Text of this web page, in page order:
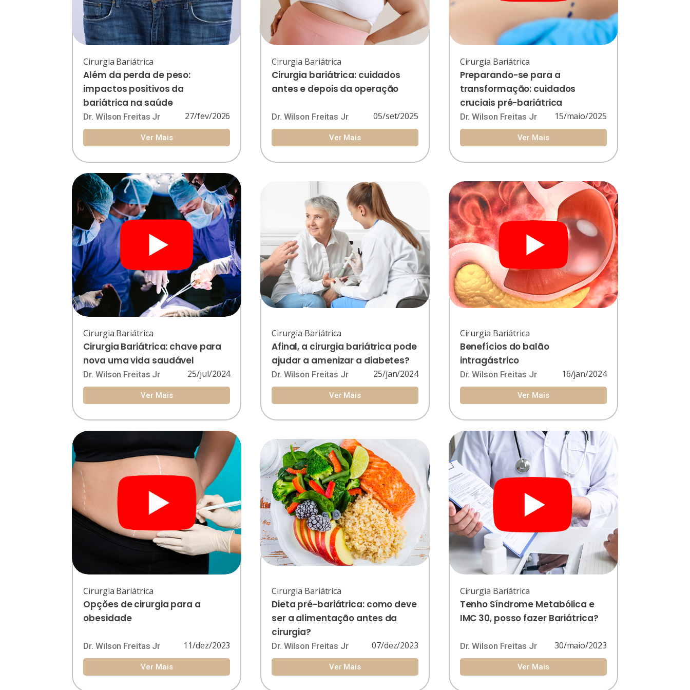
Cirurgia Bariátrica
Além da perda de peso:
impactos positivos da
bariátrica na saúde
Dr. Wilson Freitas Jr 27/fev/2026
Ver Mais
Cirurgia Bariátrica
Cirurgia bariátrica: cuidados
antes e depois da operação
Dr. Wilson Freitas Jr 05/set/2025
Ver Mais
Cirurgia Bariátrica
Preparando-se para a
transformação: cuidados
cruciais pré-bariátrica
Dr. Wilson Freitas Jr 15/maio/2025
Ver Mais
Cirurgia Bariátrica
Cirurgia Bariátrica: chave para
nova uma vida saudável
Dr. Wilson Freitas Jr 25/jul/2024
Ver Mais
Cirurgia Bariátrica
Afinal, a cirurgia bariátrica pode
ajudar a amenizar a diabetes?
Dr. Wilson Freitas Jr 25/jan/2024
Ver Mais
Cirurgia Bariátrica
Benefícios do balão
intragástrico
Dr. Wilson Freitas Jr 16/jan/2024
Ver Mais
Cirurgia Bariátrica
Opções de cirurgia para a
obesidade
Dr. Wilson Freitas Jr 11/dez/2023
Ver Mais
Cirurgia Bariátrica
Dieta pré-bariátrica: como deve
ser a alimentação antes da
cirurgia?
Dr. Wilson Freitas Jr 07/dez/2023
Ver Mais
Cirurgia Bariátrica
Tenho Síndrome Metabólica e
IMC 30, posso fazer Bariátrica?
Dr. Wilson Freitas Jr 30/maio/2023
Ver Mais